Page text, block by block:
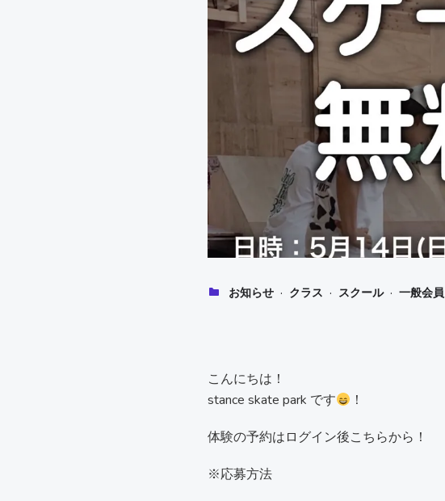
お知らせ · クラス · スクール· 一般会員
こんにちは！
stance skate park です
！
体験の予約はログイン後こちらから！
※応募方法